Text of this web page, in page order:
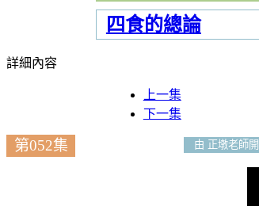
四食的總論
詳細內容
上一集
下一集
第052集 由 正墩老師